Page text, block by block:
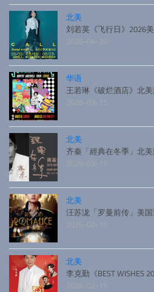
北美
刘若英《飞行日》2026
2026-04-29
华语
王若琳《破烂酒店》北
2026-03-15
北美
齐秦「經典在冬季」北
2026-03-15
北美
汪苏泷「罗曼前传」美
2026-02-15
北美
李克勤《BEST WISHES
2026-02-15